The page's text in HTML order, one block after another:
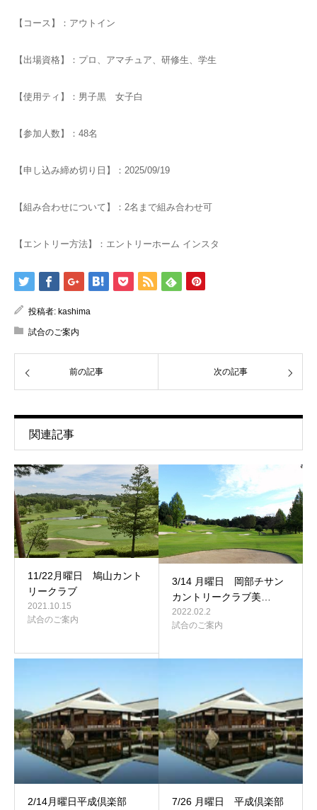
【コース】：アウトイン
【出場資格】：プロ、アマチュア、研修生、学生
【使用ティ】：男子黒 女子白
【参加人数】：48名
【申し込み締め切り日】：2025/09/19
【組み合わせについて】：2名まで組み合わせ可
【エントリー方法】：エントリーホーム インスタ
投稿者: kashima
試合のご案内
前の記事 次の記事
関連記事
11/22月曜日 鳩山カント
リークラブ
2021.10.15
試合のご案内
3/14 月曜日 岡部チサン
カントリークラブ美…
2022.02.2
試合のご案内
2/14月曜日平成倶楽部 7/26 月曜日 平成倶楽部